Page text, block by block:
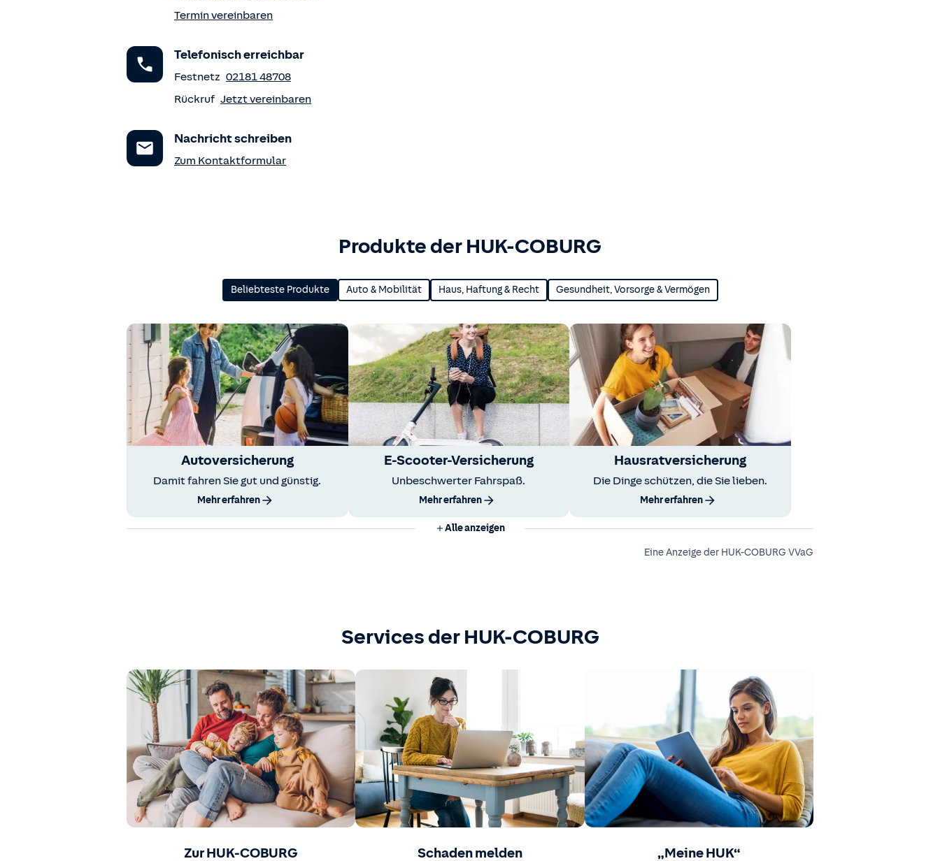
Termin vereinbaren
Telefonisch erreichbar
Festnetz 02181 48708
Rückruf Jetzt vereinbaren
Nachricht schreiben
Zum Kontaktformular
Produkte der HUK-COBURG
Beliebteste Produkte Auto & Mobilität Haus, Haftung & Recht Gesundheit, Vorsorge & Vermögen
Autoversicherung
Damit fahren Sie gut und günstig.
Mehr erfahren
E-Scooter-Versicherung
Unbeschwerter Fahrspaß.
Mehr erfahren
Hausratversicherung
Die Dinge schützen, die Sie lieben.
Mehr erfahren
Alle anzeigen
Eine Anzeige der HUK-COBURG VVaG
Services der HUK-COBURG
Zur HUK-COBURG Schaden melden „Meine HUK“